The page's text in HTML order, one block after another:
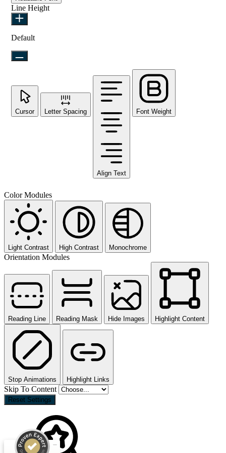
Line Height
Default
Cursor Letter Spacing
Align Text
Font Weight
Color Modules
Light Contrast High Contrast Monochrome
Orientation Modules
Reading Line Reading Mask Hide Images Highlight Content
Stop Animations Highlight Links
Skip To Content
Reset Settings
Kundenbewertungen und Erfahrungen zu
MVM AG